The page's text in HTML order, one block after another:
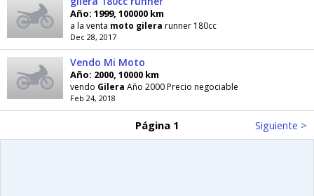
Año: 1999, 100000 km
a la venta moto gilera runner 180cc
Dec 28, 2017
Vendo Mi Moto
Año: 2000, 10000 km
vendo Gilera Año 2000 Precio negociable
Feb 24, 2018
Página 1 Siguiente >